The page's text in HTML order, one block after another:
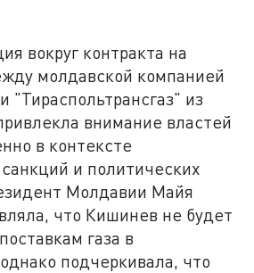
вокруг контракта на
молдавской компанией
"Тираспольтрансгаз" из
внимание властей
в контексте
и политических
Молдавии Майя
что Кишинев не будет
газа в
подчеркивала, что